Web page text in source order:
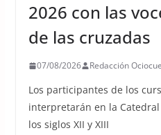
2026 con las
de las cruzadas
07/08/2026 Redacción
Los participantes de los
interpretarán en la
los siglos XII y XIII